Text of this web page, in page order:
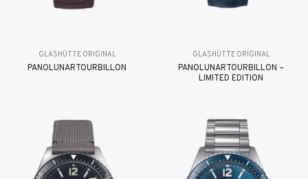
GLASHÜTTE ORIGINAL
PANOLUNARTOURBILLON
GLASHÜTTE ORIGINAL
PANOLUNARTOURBILLON –
LIMITED EDITION